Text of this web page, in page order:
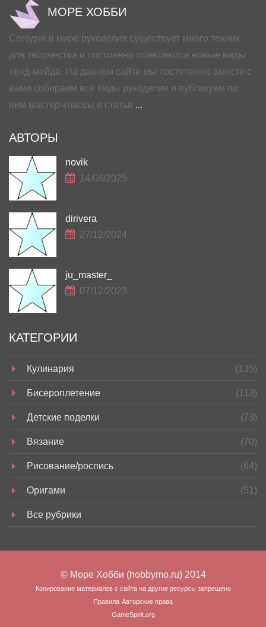
МОРЕ ХОББИ
Сегодня в мире рукоделия существует много техник
для творчества и постоянно появляются новые виды
хенд-мейда. На данном сайте мы постепенно вместе с
вами собираем все виды рукоделия и публикуем по
ним мастер-классы и статьи ...
АВТОРЫ
novik
14/08/2025
dirivera
27/12/2024
ju_master_
07/12/2023
КАТЕГОРИИ
Кулинария (135)
Бисероплетение (113)
Детские поделки (73)
Вязание (70)
Рисование/роспись (64)
Оригами (51)
Все рубрики
© Море Хобби (hobbymo.ru) 2014
Копирование материалов с сайта на другие ресурсы запрещено
Правила Авторские права
GameSpirit.org